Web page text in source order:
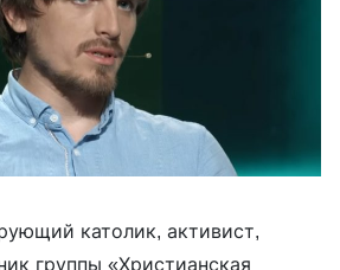
католик, активист,
группы «Христианская